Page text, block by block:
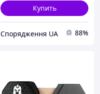
Купить
Спорядження UA 88%